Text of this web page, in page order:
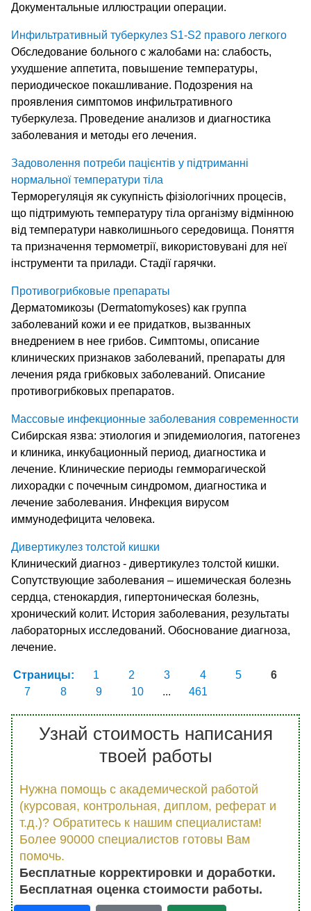
Документальные иллюстрации операции.
Инфильтративный туберкулез S1-S2 правого легкого
Обследование больного с жалобами на: слабость,
ухудшение аппетита, повышение температуры,
периодическое покашливание. Подозрения на
проявления симптомов инфильтративного
туберкулеза. Проведение анализов и диагностика
заболевания и методы его лечения.
Задоволення потреби пацієнтів у підтриманні
нормальної температури тіла
Терморегуляція як сукупність фізіологічних процесів,
що підтримують температуру тіла організму відмінною
від температури навколишнього середовища. Поняття
та призначення термометрії, використовувані для неї
інструменти та прилади. Стадії гарячки.
Противогрибковые препараты
Дерматомикозы (Dermatomykoses) как группа
заболеваний кожи и ее придатков, вызванных
внедрением в нее грибов. Симптомы, описание
клинических признаков заболеваний, препараты для
лечения ряда грибковых заболеваний. Описание
противогрибковых препаратов.
Массовые инфекционные заболевания современности
Сибирская язва: этиология и эпидемиология, патогенез
и клиника, инкубационный период, диагностика и
лечение. Клинические периоды гемморагической
лихорадки с почечным синдромом, диагностика и
лечение заболевания. Инфекция вирусом
иммунодефицита человека.
Дивертикулез толстой кишки
Клинический диагноз - дивертикулез толстой кишки.
Сопутствующие заболевания – ишемическая болезнь
сердца, стенокардия, гипертоническая болезнь,
хронический колит. История заболевания, результаты
лабораторных исследований. Обоснование диагноза,
лечение.
Страницы: 1 2 3 4 5
6
7
8 9 10 ... 461
Узнай стоимость написания
твоей работы
Нужна помощь с академической работой
(курсовая, контрольная, диплом, реферат и
т.д.)? Обратитесь к нашим специалистам!
Более 90000 специалистов готовы Вам
помочь.
Бесплатные корректировки и доработки.
Бесплатная оценка стоимости работы.